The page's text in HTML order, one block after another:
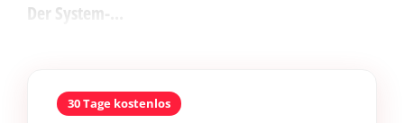
Der System-...
30 Tage kostenlos